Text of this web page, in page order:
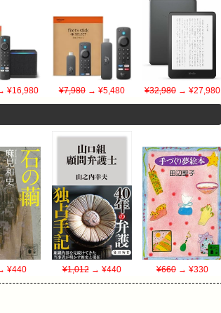
¥16,980 ¥7,980→ ¥5,480 ¥32,980→ ¥27,980
¥440 ¥1,012→ ¥440 ¥660→ ¥330